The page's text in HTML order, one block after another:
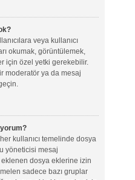
veya kullanıcı
okumak, görüntülemek,
için özel yetki gerekebilir.
moderatör ya da mesaj
kullanıcı temelinde dosya
yöneticisi mesaj
dosya eklerine izin
sadece bazı gruplar